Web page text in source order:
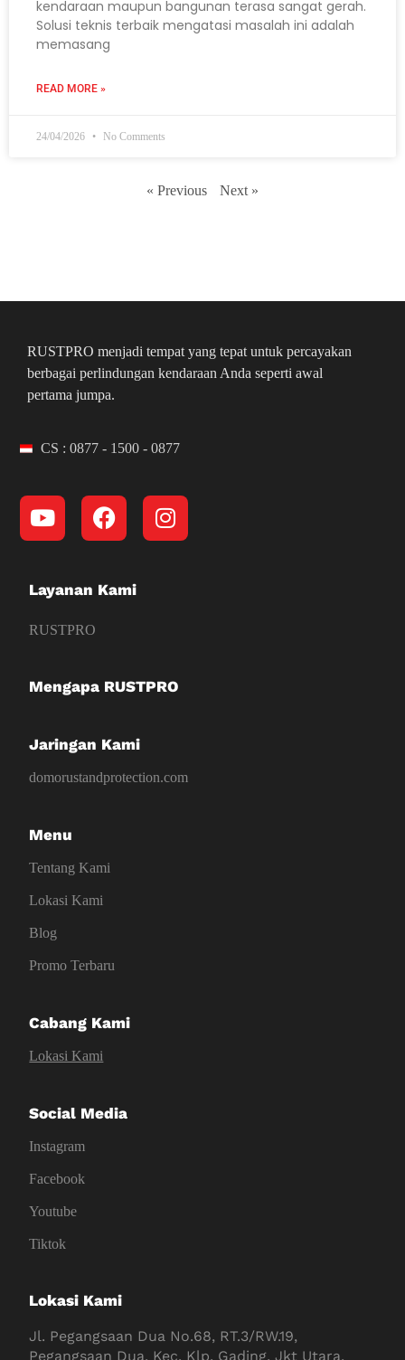
kendaraan maupun bangunan terasa sangat gerah.
Solusi teknis terbaik mengatasi masalah ini adalah
memasang
READ MORE »
24/04/2026 No Comments
« Previous Next »
RUSTPRO menjadi tempat yang tepat untuk percayakan
berbagai perlindungan kendaraan Anda seperti awal
pertama jumpa.
CS : 0877 - 1500 - 0877
Layanan Kami
RUSTPRO
Mengapa RUSTPRO
Jaringan Kami
domorustandprotection.com
Menu
Tentang Kami
Lokasi Kami
Blog
Promo Terbaru
Cabang Kami
Lokasi Kami
Social Media
Instagram
Facebook
Youtube
Tiktok
Lokasi Kami
Jl. Pegangsaan Dua No.68, RT.3/RW.19,
Pegangsaan Dua, Kec. Klp. Gading, Jkt Utara,